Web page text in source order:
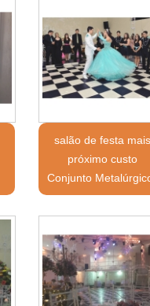
salão de festa
próximo custo
Conjunto